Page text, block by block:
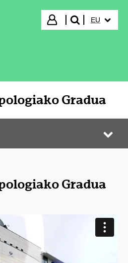
Hasi saioa
bilatu"
EU
Gradua
Gradua
Gradua